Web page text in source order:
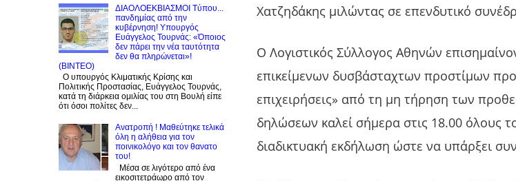
Χατζηδάκης μιλώντας σε επενδυτικό
Ο Λογιστικός Σύλλογος Αθηνών
επικείμενων δυσβάσταχτων προστίμων
επιχειρήσεις» από τη μη τήρηση των
δηλώσεων καλεί σήμερα στις 18.00 όλους
διαδικτυακή εκδήλωση ώστε να υπάρξει
ΔΙΑΟΛΟΕΚΒΙΑΣΜΟΙ Tύπου...
πανδημίας από την
κυβέρνηση! Υπουργός
Ευάγγελος Τουρνάς: «Όποιος
δεν πάρει την νέα ταυτότητα
δεν θα πληρώνεται»!
(BINTEO)
Ο υπουργός Κλιματικής Κρίσης και
Πολιτικής Προστασίας, Ευάγγελος Τουρνάς,
κατά τη διάρκεια ομιλίας του στη Βουλή είπε
ότι όσοι πολίτες δεν...
Ανατροπή ! Mαθεύτηκε τελικά
όλη η αλήθεια για τον
ποινικολόγο και τον θανατο
του!
Μέσα σε λιγότερο από ένα
εικοσιτετράωρο από τον